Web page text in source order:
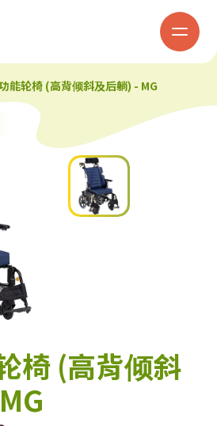
能轮椅 (高背倾斜及后躺) - MG
椅 (高背倾斜